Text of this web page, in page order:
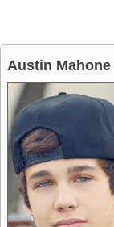
Austin Mahone